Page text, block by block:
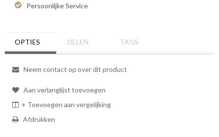
Persoonlijke Service
OPTIES DELEN TAGS
Neem contact op over dit product
Aan verlanglijst toevoegen
+ Toevoegen aan vergelijking
Afdrukken